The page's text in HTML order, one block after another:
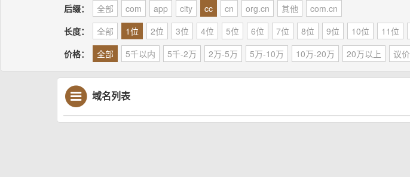
后缀：
全部 com app city cc cn org.cn 其他
com.cn
长度：
全部 1位 2位 3位 4位 5位 6位 7位 8位 9位 10位 11位
价格：
全部 5千以内 5千-2万 2万-5万 5万-10万 10万-20万 20万以上 议价
域名列表